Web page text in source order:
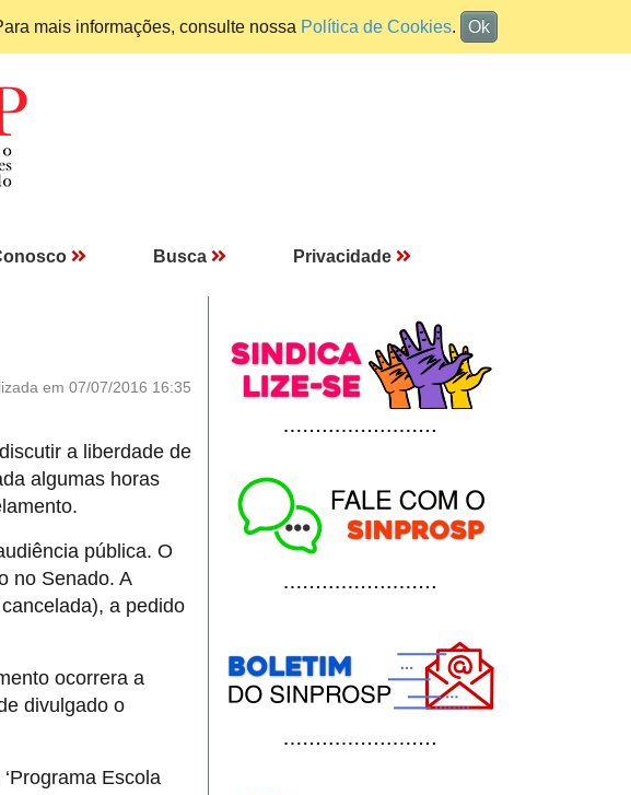
mais informações, consulte nossa Política de Cookies. Ok
Busca Privacidade
em 07/07/2016 16:35
a liberdade de
algumas horas
pública. O
no Senado. A
a pedido
ocorrera a
divulgado o
Escola